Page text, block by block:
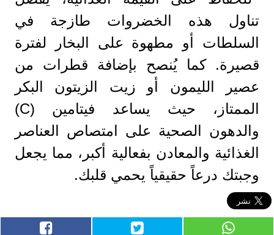
تناول هذه الخضروات طازجة في
السلطات أو مطهوة على البخار لفترة
قصيرة. كما يُنصح بإضافة قطرات من
عصير الليمون أو زيت الزيتون البكر
الممتاز، حيث يساعد فيتامين (C)
والدهون الصحية على امتصاص العناصر
الغذائية والمعادن بفعالية أكبر، مما يجعل
وجبتك درعاً حقيقياً يحمي قلبك.